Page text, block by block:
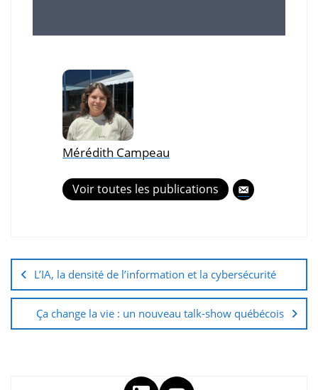
Mérédith Campeau
Voir toutes les publications
L’IA, la densité de l’information et la cybersécurité
Ça change la vie : un nouveau talk-show québécois